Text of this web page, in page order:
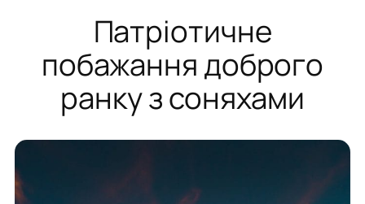
Патріотичне
побажання доброго
ранку з соняхами